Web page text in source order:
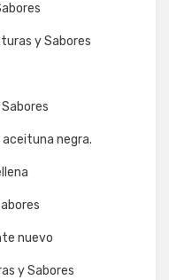
y Sabores
negra.
nuevo
y Sabores